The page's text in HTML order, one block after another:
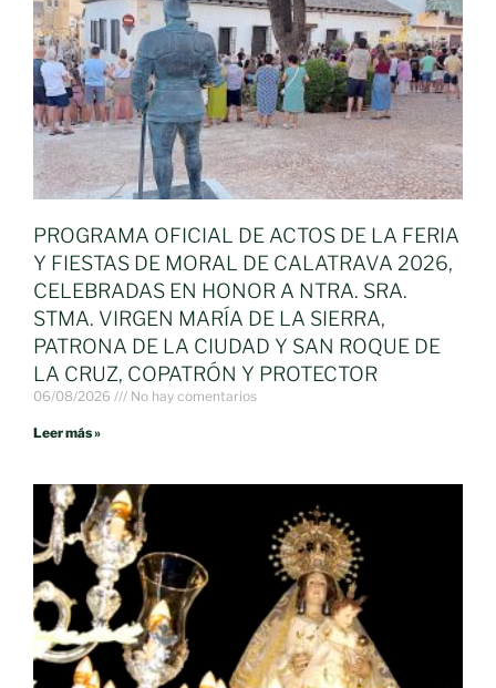
PROGRAMA OFICIAL DE ACTOS DE LA FERIA
Y FIESTAS DE MORAL DE CALATRAVA 2026,
CELEBRADAS EN HONOR A NTRA. SRA.
STMA. VIRGEN MARÍA DE LA SIERRA,
PATRONA DE LA CIUDAD Y SAN ROQUE DE
LA CRUZ, COPATRÓN Y PROTECTOR
06/08/2026 No hay comentarios
Leer más »